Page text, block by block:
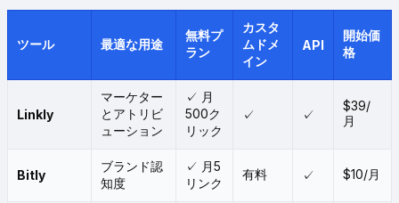
ツール 最適な用途
無料プ
ラン
カスタ
ムドメ
イン
API
開始価
格
Linkly
マーケター
とアトリビ
ューション
✓ 月
500ク
リック
✓ ✓
$39/
月
Bitly
ブランド認
知度
✓ 月5
リンク
有料 ✓ $10/月